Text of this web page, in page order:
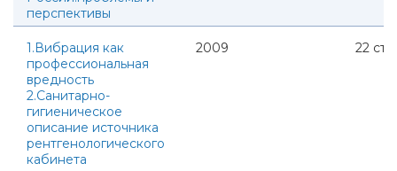
перспективы
1.Вибрация как
профессиональная
вредность
2.Санитарно-
гигиеническое
описание источника
рентгенологического
кабинета
2009 22 стр.